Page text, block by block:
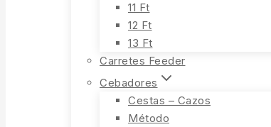
11 Ft
12 Ft
13 Ft
Carretes Feeder
Cebadores
Cestas – Cazos
Método